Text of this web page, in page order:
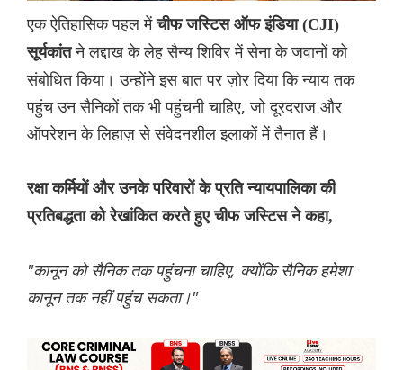
एक ऐतिहासिक पहल मेंचीफ जस्टिस ऑफ इंडिया (CJI)
सूर्यकांतने लद्दाख के लेह सैन्य शिविर में सेना के जवानों को
संबोधित किया। उन्होंने इस बात पर ज़ोर दिया कि न्याय तक
पहुंच उन सैनिकों तक भी पहुंचनी चाहिए, जो दूरदराज और
ऑपरेशन के लिहाज़ से संवेदनशील इलाकों में तैनात हैं।
रक्षा कर्मियों और उनके परिवारों के प्रति न्यायपालिका की
प्रतिबद्धता को रेखांकित करते हुए चीफ जस्टिस ने कहा,
"कानून को सैनिक तक पहुंचना चाहिए, क्योंकि सैनिक हमेशा
कानून तक नहीं पहुंच सकता।"